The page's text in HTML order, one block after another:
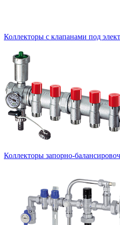
Коллекторы с клапанами под
Коллекторы запорно-